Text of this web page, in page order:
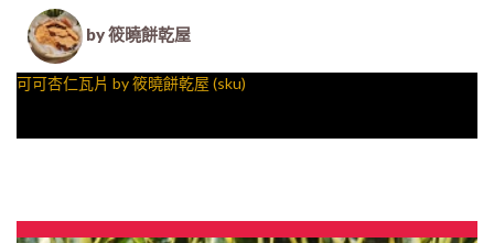
by 筱曉餅乾屋
可可杏仁瓦片 by 筱曉餅乾屋 (sku)